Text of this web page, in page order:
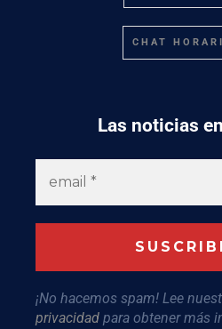
CHAT
Las noticias
¡No hacemos spam! Lee
privacidad para obtener más